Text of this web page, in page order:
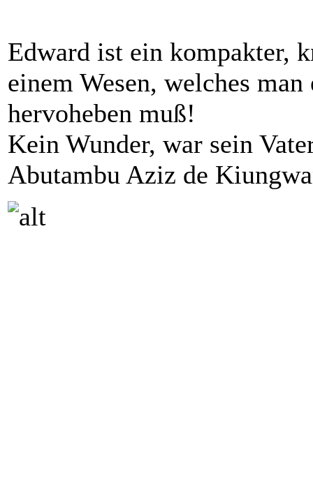
Edward ist ein kompakter,
einem Wesen, welches
hervoheben muß!
Kein Wunder, war sein
Abutambu Aziz de